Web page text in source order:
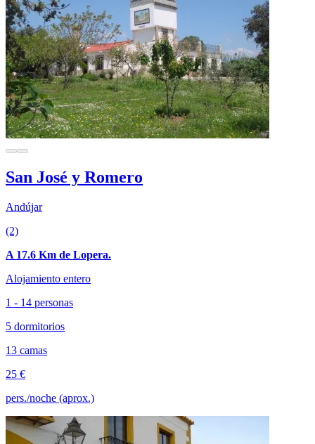
San José y Romero
Andújar
(2)
A 17.6 Km de Lopera.
Alojamiento entero
1 - 14 personas
5 dormitorios
13 camas
25 €
pers./noche (aprox.)